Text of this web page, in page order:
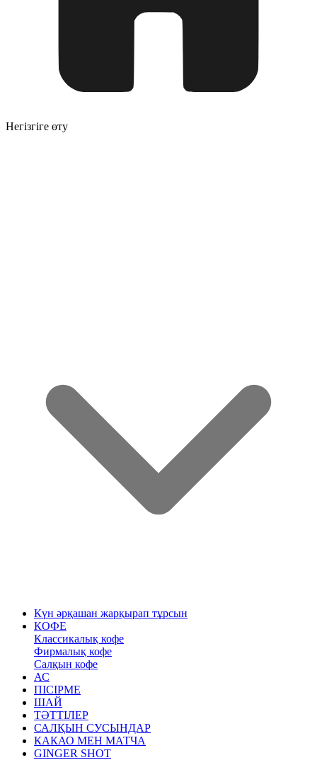
Негізгіге өту
Күн әрқашан жарқырап тұрсын
КОФЕ
Классикалық кофе
Фирмалық кофе
Салқын кофе
АС
ПІСІРМЕ
ШАЙ
ТӘТТІЛЕР
САЛҚЫН СУСЫНДАР
КАКАО МЕН МАТЧА
GINGER SHOT